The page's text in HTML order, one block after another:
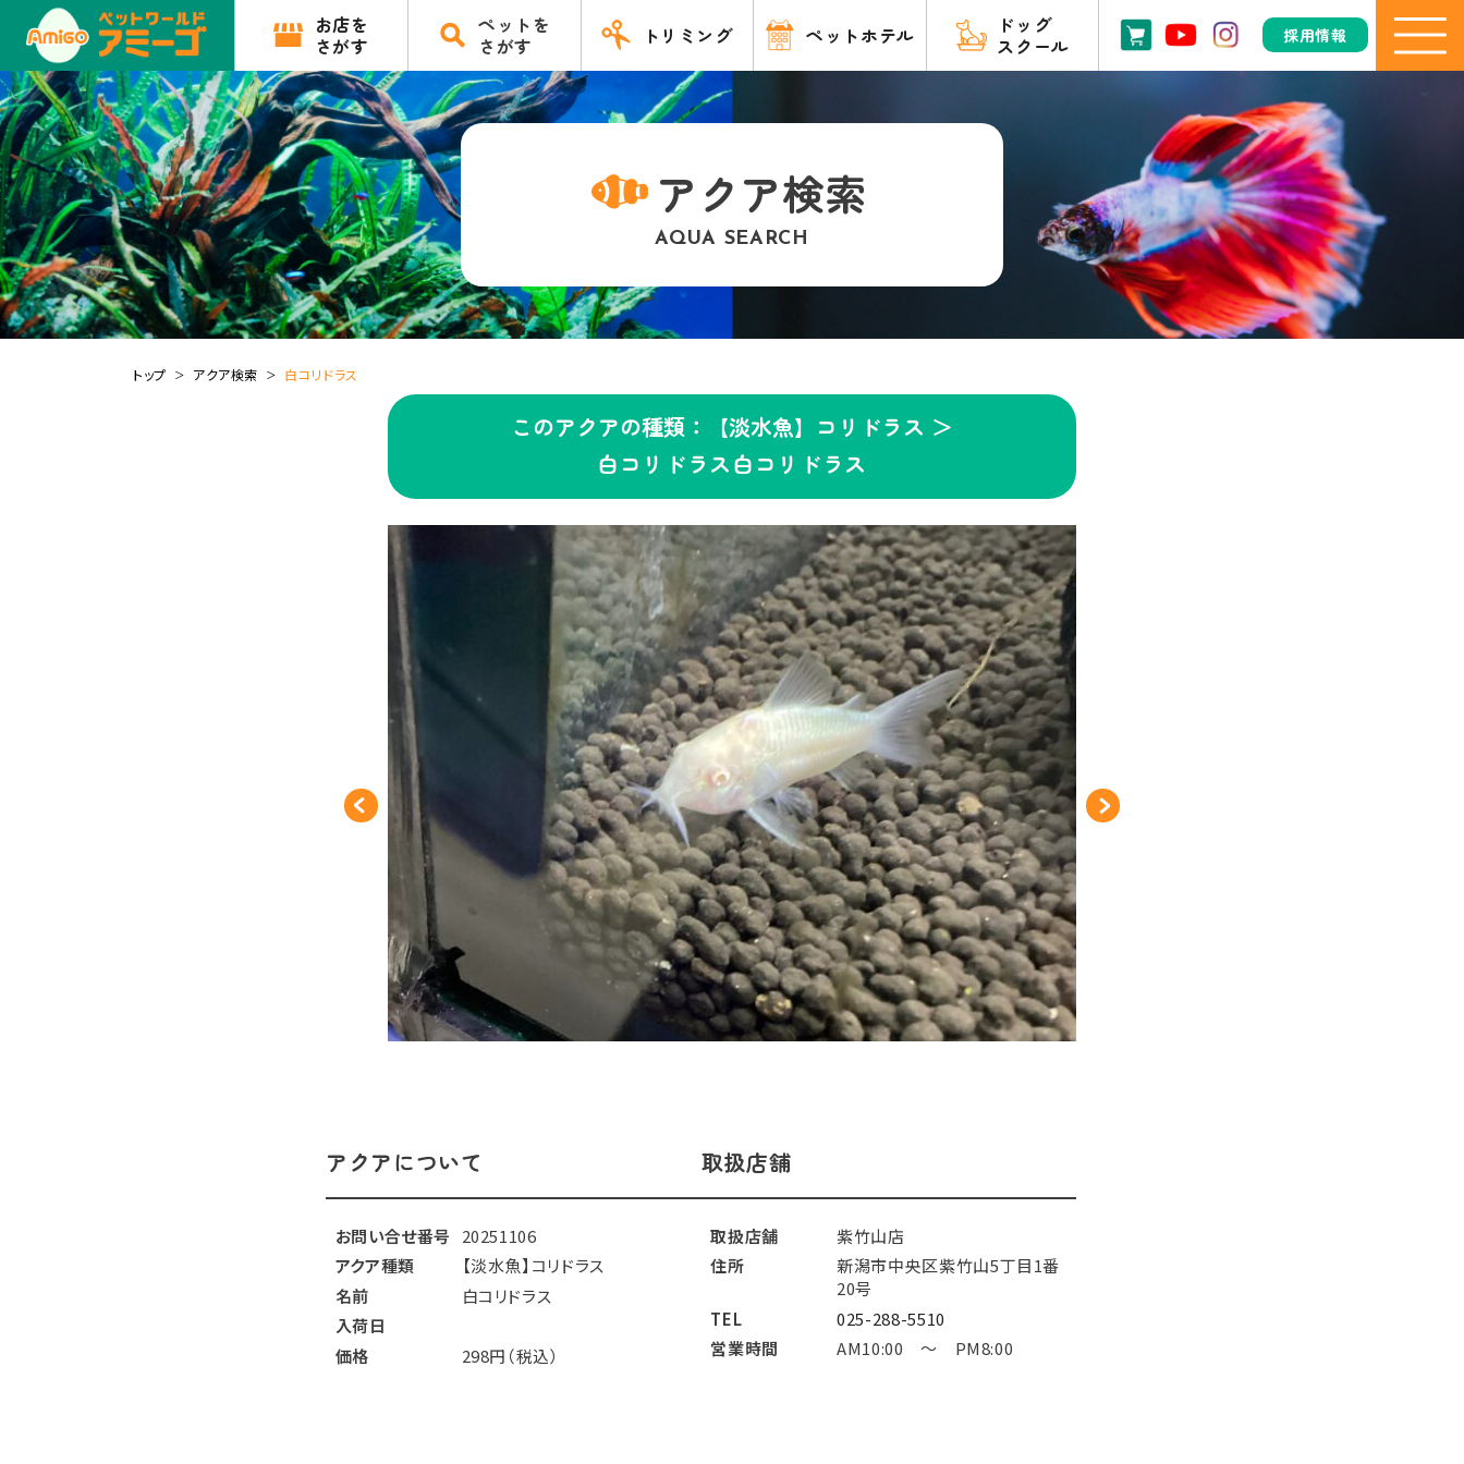
お店を
さがす
ペットを
さがす
トリミング ペットホテル
ドッグ
スクール
採用情報
アクア検索
AQUA SEARCH
トップ アクア検索 白コリドラス
このアクアの種類：【淡水魚】コリドラス ＞
白コリドラス白コリドラス
アクアについて
お問い合せ番号
20251106
アクア種類
【淡水魚】コリドラス
名前
白コリドラス
入荷日
価格
298円（税込）
取扱店舗
取扱店舗
紫竹山店
住所
新潟市中央区紫竹山5丁目1番
20号
TEL
025-288-5510
営業時間
AM10:00 ～ PM8:00